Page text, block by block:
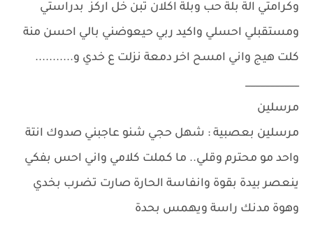
وكرامتي الة بلة حب وبلة اكلان تبن خل اركز بدراستي
ومستقبلي احسلي واكيد ربي حيعوضني بالي احسن منة
كلت هيج واني امسح اخر دمعة نزلت ع خدي و...........
___________
مرسلين
مرسلين بعصبية : شهل حجي شنو عاجبني صدوك انتة
واحد مو محترم وقلي.. ما كملت كلامي واني احس بفكي
ينعصر بيدة بقوة وانفاسة الحارة صارت تضرب بخدي
وهوة مدنك راسة ويهمس بحدة